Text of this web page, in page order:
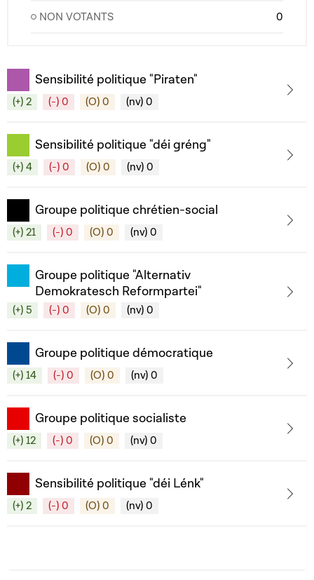
NON VOTANTS 0
Sensibilité politique "Piraten"
(+) 2 (-) 0 (O) 0 (nv) 0
Sensibilité politique "déi gréng"
(+) 4 (-) 0 (O) 0 (nv) 0
Groupe politique chrétien-social
(+) 21 (-) 0 (O) 0 (nv) 0
Groupe politique "Alternativ
Demokratesch Reformpartei"
(+) 5 (-) 0 (O) 0 (nv) 0
Groupe politique démocratique
(+) 14 (-) 0 (O) 0 (nv) 0
Groupe politique socialiste
(+) 12 (-) 0 (O) 0 (nv) 0
Sensibilité politique "déi Lénk"
(+) 2 (-) 0 (O) 0 (nv) 0